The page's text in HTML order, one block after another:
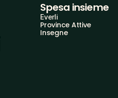
Spesa insieme
Everli
Province Attive
Insegne